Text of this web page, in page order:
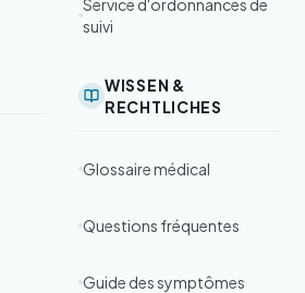
Service d'ordonnances de
suivi
WISSEN &
RECHTLICHES
Glossaire médical
Questions fréquentes
Guide des symptômes